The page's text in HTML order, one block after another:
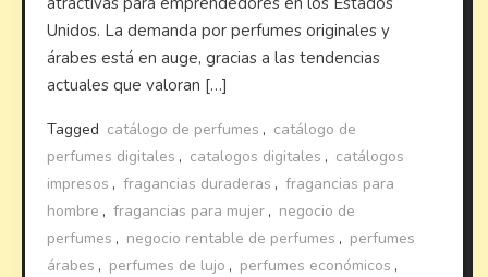
Unidos. La demanda por perfumes originales y
árabes está en auge, gracias a las tendencias
actuales que valoran […]
Tagged catálogo de perfumes , catálogo de
perfumes digitales , catalogos digitales , catálogos
impresos , fragancias duraderas , fragancias para
hombre , fragancias para mujer , negocio de
perfumes , negocio rentable de perfumes , perfumes
árabes , perfumes de lujo , perfumes económicos ,